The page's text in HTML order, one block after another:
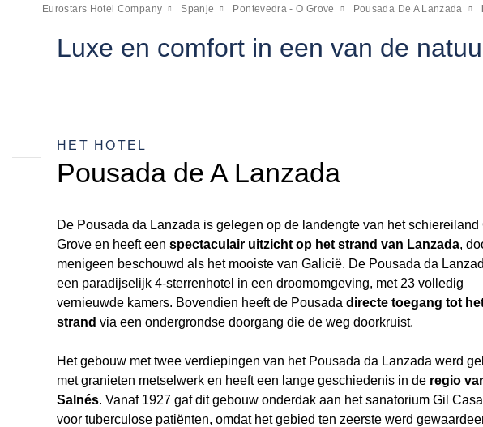
Eurostars Hotel Company Spanje Pontevedra - O Grove Pousada De A Lanzada
Luxe en comfort in een van de
HET HOTEL
Pousada de A Lanzada
De Pousada da Lanzada is gelegen op de landengte van het schiereiland
Grove en heeft een spectaculair uitzicht op het strand van Lanzada,
menigeen beschouwd als het mooiste van Galicië. De Pousada da
een paradijselijk 4-sterrenhotel in een droomomgeving, met 23 volledig
vernieuwde kamers. Bovendien heeft de Pousada directe toegang tot
strand via een ondergrondse doorgang die de weg doorkruist.
Het gebouw met twee verdiepingen van het Pousada da Lanzada werd
met granieten metselwerk en heeft een lange geschiedenis in de regio
Salnés. Vanaf 1927 gaf dit gebouw onderdak aan het sanatorium Gil
voor tuberculose patiënten, omdat het gebied ten zeerste werd